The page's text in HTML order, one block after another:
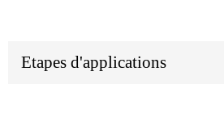
Etapes d'applications